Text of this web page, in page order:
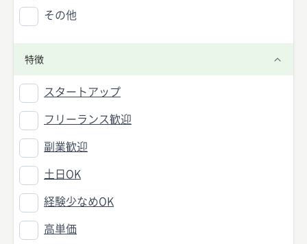
その他
特徴
スタートアップ
フリーランス歓迎
副業歓迎
土日OK
経験少なめOK
高単価